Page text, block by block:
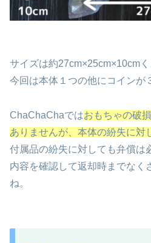
サイズは約27cm×25cm×10cmく
今回は本体１つの他にコインが
ChaChaChaではおもちゃの破
ありませんが、本体の紛失に対
付属品の紛失に対しても弁償は
内容を確認して返却時までなく
ね。